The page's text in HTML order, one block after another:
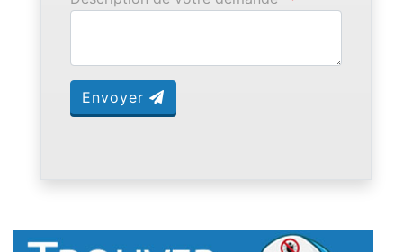
Envoyer